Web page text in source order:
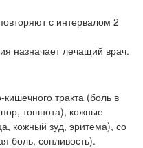
с интервалом 2
назначает лечащий врач.
тракта (боль в
тошнота), кожные
кожный зуд, эритема), со
боль, сонливость).